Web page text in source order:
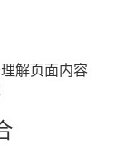
解页面内容